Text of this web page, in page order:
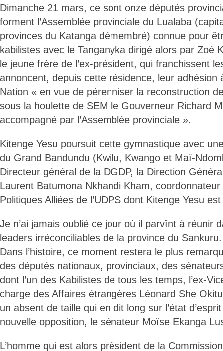
Dimanche 21 mars, ce sont onze députés
forment l’Assemblée provinciale du Lualaba
provinces du Katanga démembré) connue pour
kabilistes avec le Tanganyka dirigé alors par Zoé
le jeune frère de l’ex-président, qui franchissent
annoncent, depuis cette résidence, leur adhésion
Nation « en vue de pérenniser la reconstruction
sous la houlette de SEM le Gouverneur Richard
accompagné par l’Assemblée provinciale ».
Kitenge Yesu poursuit cette gymnastique avec
du Grand Bandundu (Kwilu, Kwango et Maï-
Directeur général de la DGDP, la Direction
Laurent Batumona Nkhandi Kham,
Politiques Alliées de l’UDPS dont Kitenge Yesu
Je n’ai jamais oublié ce jour où il parvînt à réunir
leaders irréconciliables de la province du Sankuru.
Dans l’histoire, ce moment restera le plus
des députés nationaux, provinciaux, des
dont l’un des Kabilistes de tous les temps, l’ex-
charge des Affaires étrangères Léonard She
un absent de taille qui en dit long sur l’état
nouvelle opposition, le sénateur Moïse Ekanga
L’homme qui est alors président de la